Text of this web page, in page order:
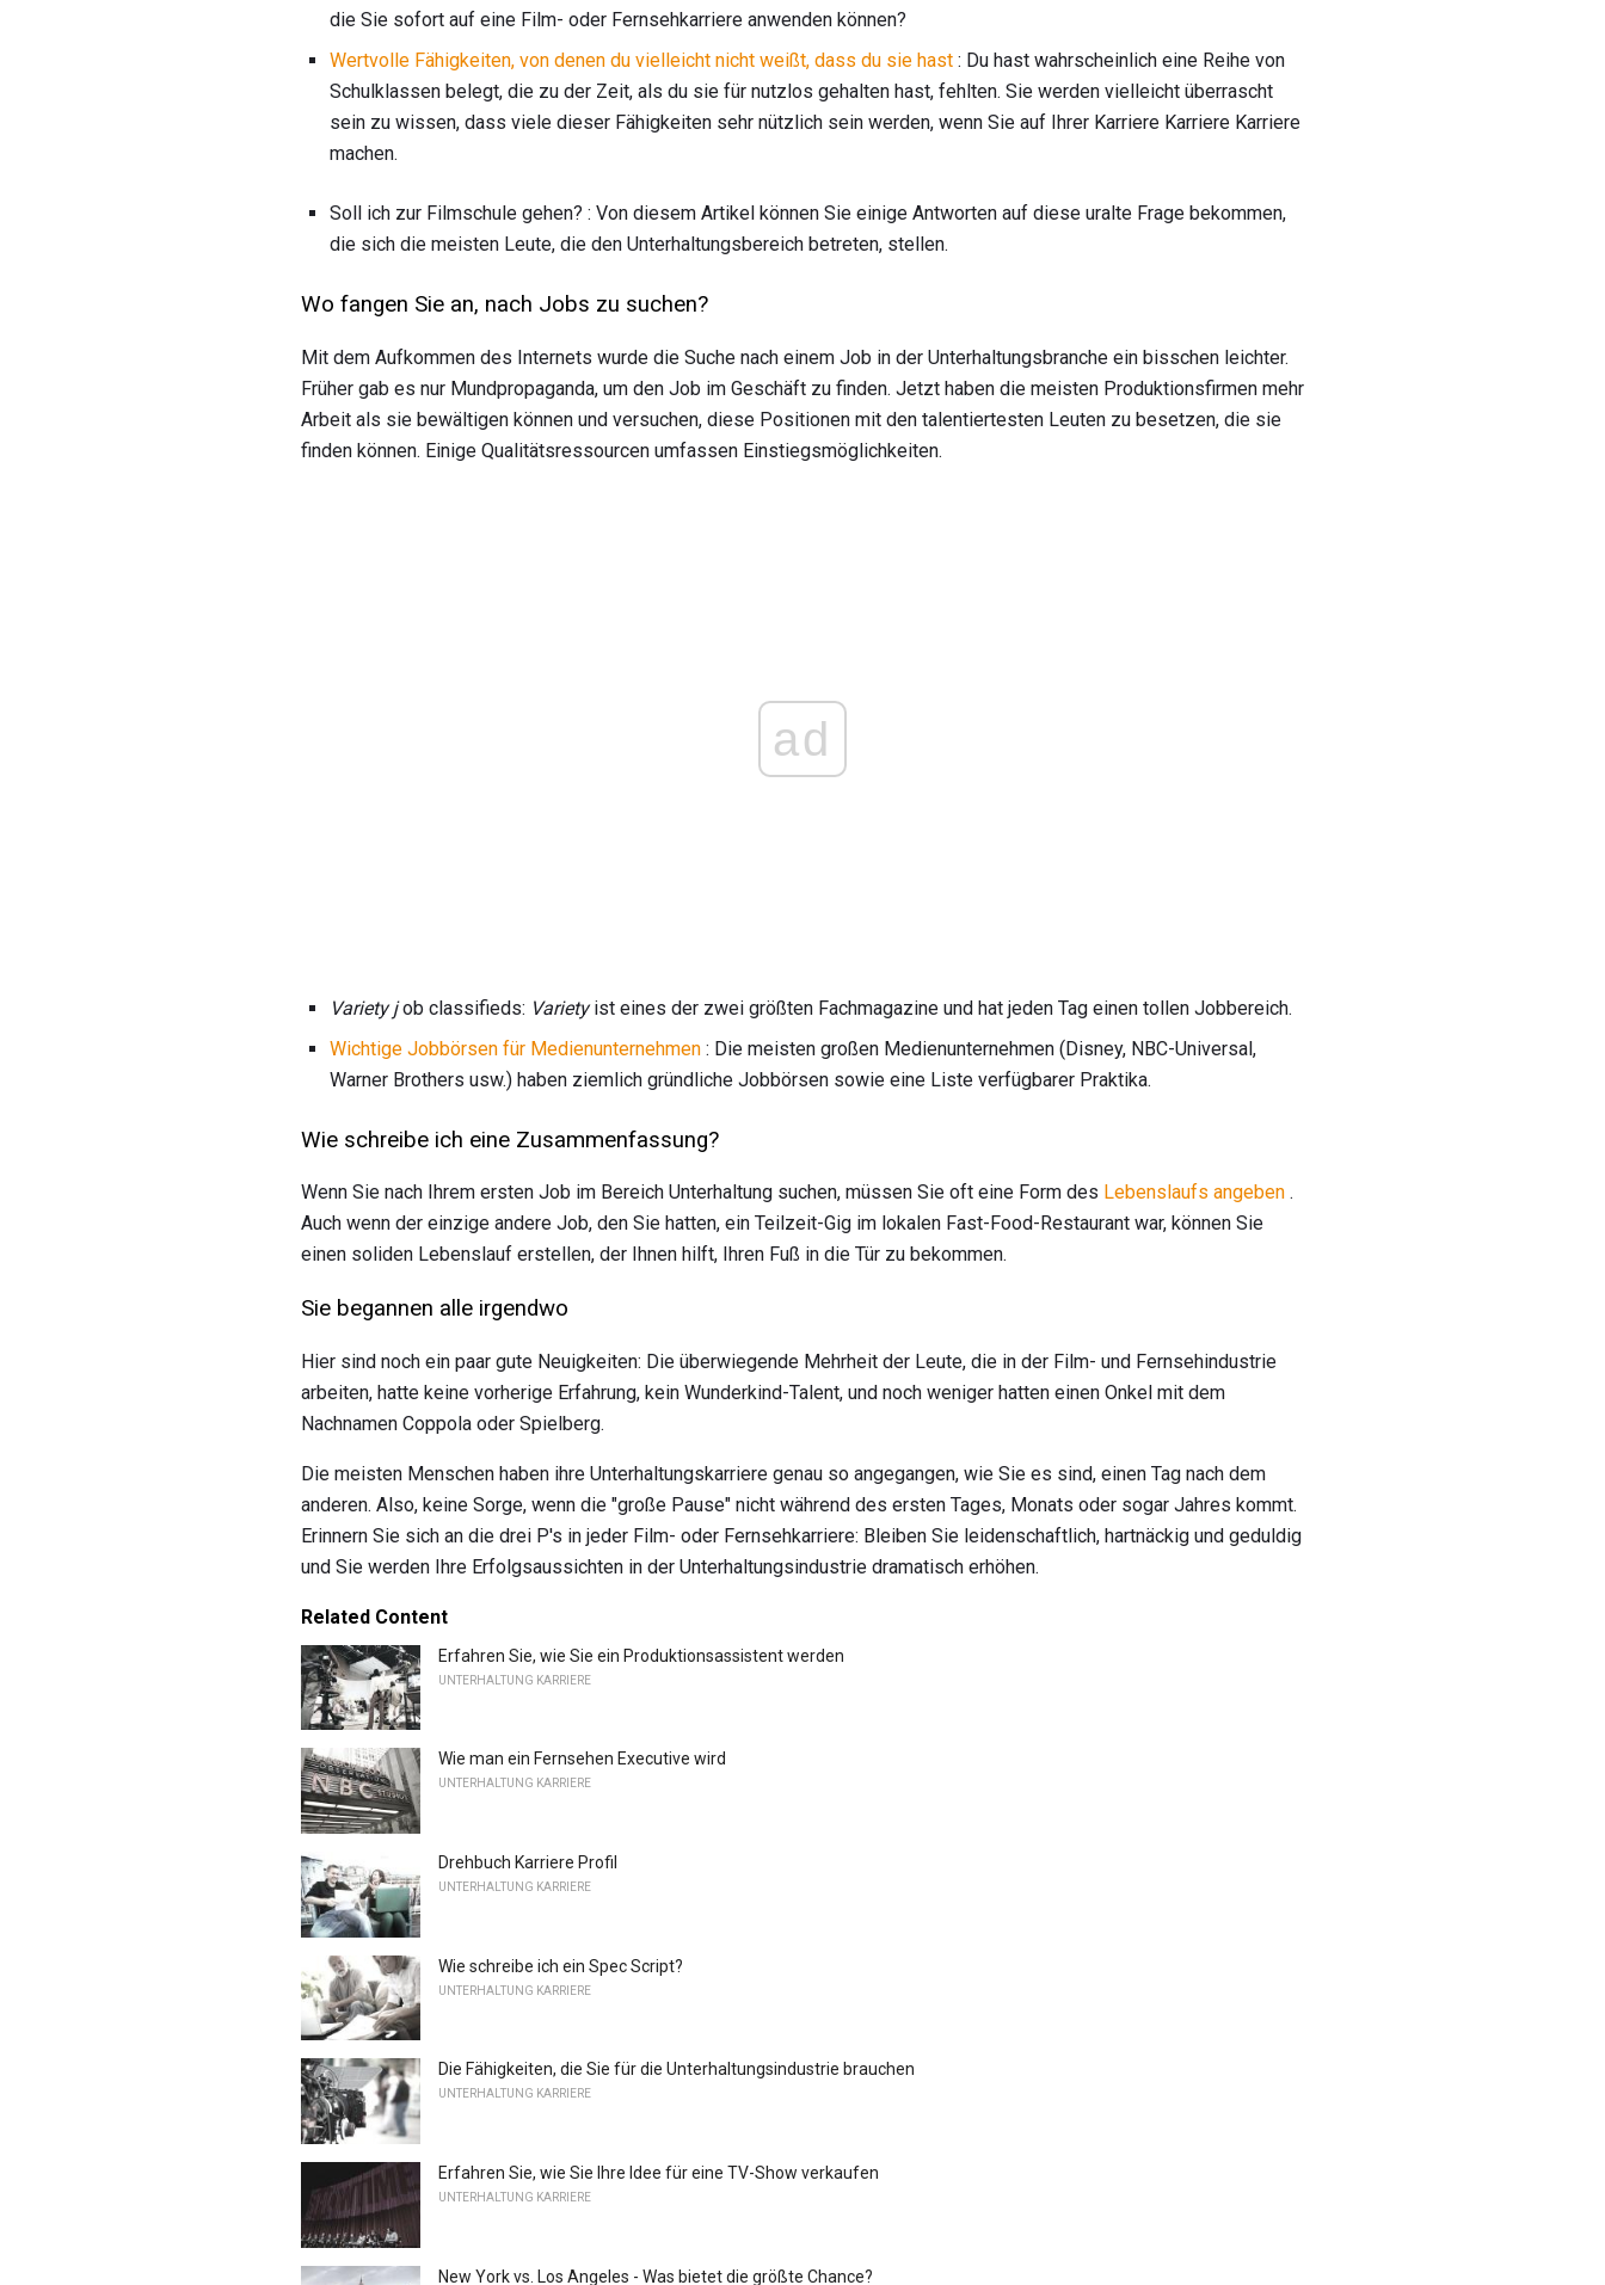
die Sie sofort auf eine Film- oder Fernsehkarriere anwenden können?
Wertvolle Fähigkeiten, von denen du vielleicht nicht weißt, dass du sie hast : Du hast wahrscheinlich eine Reihe von
Schulklassen belegt, die zu der Zeit, als du sie für nutzlos gehalten hast, fehlten. Sie werden vielleicht überrascht
sein zu wissen, dass viele dieser Fähigkeiten sehr nützlich sein werden, wenn Sie auf Ihrer Karriere Karriere Karriere
machen.
Soll ich zur Filmschule gehen? : Von diesem Artikel können Sie einige Antworten auf diese uralte Frage bekommen,
die sich die meisten Leute, die den Unterhaltungsbereich betreten, stellen.
Wo fangen Sie an, nach Jobs zu suchen?
Mit dem Aufkommen des Internets wurde die Suche nach einem Job in der Unterhaltungsbranche ein bisschen leichter.
Früher gab es nur Mundpropaganda, um den Job im Geschäft zu finden. Jetzt haben die meisten Produktionsfirmen mehr
Arbeit als sie bewältigen können und versuchen, diese Positionen mit den talentiertesten Leuten zu besetzen, die sie
finden können. Einige Qualitätsressourcen umfassen Einstiegsmöglichkeiten.
ad
Variety job classifieds: Varietyist eines der zwei größten Fachmagazine und hat jeden Tag einen tollen Jobbereich.
Wichtige Jobbörsen für Medienunternehmen : Die meisten großen Medienunternehmen (Disney, NBC-Universal,
Warner Brothers usw.) haben ziemlich gründliche Jobbörsen sowie eine Liste verfügbarer Praktika.
Wie schreibe ich eine Zusammenfassung?
Wenn Sie nach Ihrem ersten Job im Bereich Unterhaltung suchen, müssen Sie oft eine Form des Lebenslaufs angeben .
Auch wenn der einzige andere Job, den Sie hatten, ein Teilzeit-Gig im lokalen Fast-Food-Restaurant war, können Sie
einen soliden Lebenslauf erstellen, der Ihnen hilft, Ihren Fuß in die Tür zu bekommen.
Sie begannen alle irgendwo
Hier sind noch ein paar gute Neuigkeiten: Die überwiegende Mehrheit der Leute, die in der Film- und Fernsehindustrie
arbeiten, hatte keine vorherige Erfahrung, kein Wunderkind-Talent, und noch weniger hatten einen Onkel mit dem
Nachnamen Coppola oder Spielberg.
Die meisten Menschen haben ihre Unterhaltungskarriere genau so angegangen, wie Sie es sind, einen Tag nach dem
anderen. Also, keine Sorge, wenn die "große Pause" nicht während des ersten Tages, Monats oder sogar Jahres kommt.
Erinnern Sie sich an die drei P's in jeder Film- oder Fernsehkarriere: Bleiben Sie leidenschaftlich, hartnäckig und geduldig
und Sie werden Ihre Erfolgsaussichten in der Unterhaltungsindustrie dramatisch erhöhen.
Related Content
Erfahren Sie, wie Sie ein Produktionsassistent werden
UNTERHALTUNG KARRIERE
Wie man ein Fernsehen Executive wird
UNTERHALTUNG KARRIERE
Drehbuch Karriere Profil
UNTERHALTUNG KARRIERE
Wie schreibe ich ein Spec Script?
UNTERHALTUNG KARRIERE
Die Fähigkeiten, die Sie für die Unterhaltungsindustrie brauchen
UNTERHALTUNG KARRIERE
Erfahren Sie, wie Sie Ihre Idee für eine TV-Show verkaufen
UNTERHALTUNG KARRIERE
New York vs. Los Angeles - Was bietet die größte Chance?